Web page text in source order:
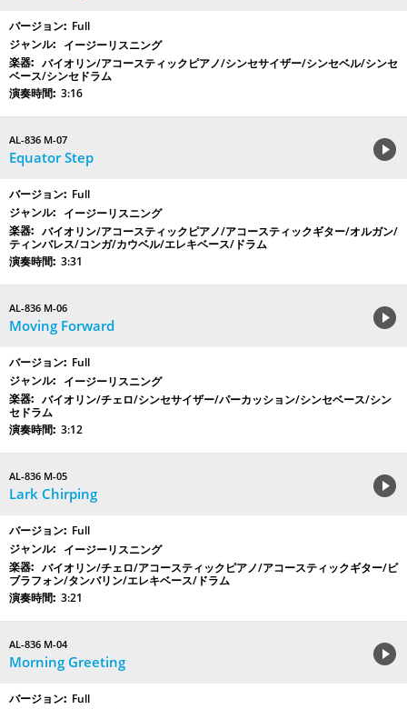
Full
イージーリスニング
バイオリン/アコースティックピアノ/シンセサイザー/シンセベル/シンセ
ベース/シンセドラム
3:16
AL-836 M-07
Equator Step
Full
イージーリスニング
バイオリン/アコースティックピアノ/アコースティックギター/オルガン/
ティンバレス/コンガ/カウベル/エレキベース/ドラム
3:31
AL-836 M-06
Moving Forward
Full
イージーリスニング
バイオリン/チェロ/シンセサイザー/パーカッション/シンセベース/シン
セドラム
3:12
AL-836 M-05
Lark Chirping
Full
イージーリスニング
バイオリン/チェロ/アコースティックピアノ/アコースティックギター/ビ
ブラフォン/タンバリン/エレキベース/ドラム
3:21
AL-836 M-04
Morning Greeting
Full